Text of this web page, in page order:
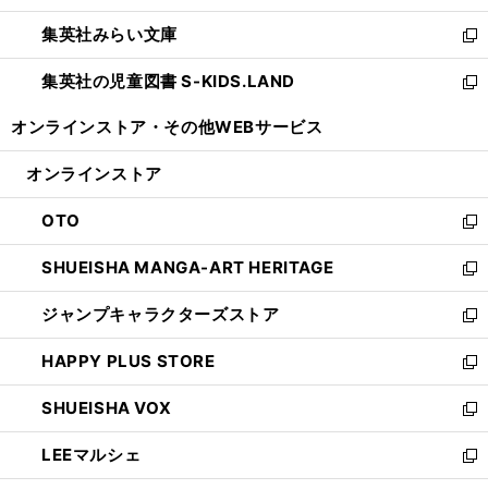
開
く
ウ
で
開
く
ン
ド
ウ
で
ウ
ィ
ン
ド
開
集英社みらい文庫
新
し
い
ン
ウ
で
開
く
集英社の児童図書 S-KIDS.LAND
新
ウ
ン
ド
ウ
で
開
く
オンラインストア・ その他WEBサービス
オンラインストア
OTO
新
し
い
ウ
ィ
ン
ド
ウ
で
開
く
SHUEISHA MANGA-ART HERITAGE
新
し
い
ウ
ィ
ン
ド
ウ
で
開
ジャンプキャラクターズストア
新
し
い
ウ
ィ
ン
ド
ウ
HAPPY PLUS STORE
新
し
い
ウ
ィ
ン
SHUEISHA VOX
新
し
い
ウ
LEEマルシェ
新
し